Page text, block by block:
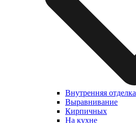
Внутренняя отделка
Выравнивание
Кирпичных
На кухне